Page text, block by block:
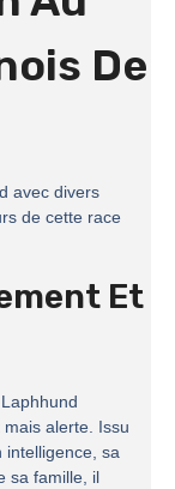
De
avec divers
de cette race
Et
alerte. Issu
intelligence, sa
sa famille, il